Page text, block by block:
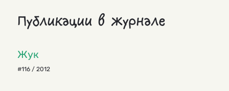
Публикации в журнале
Жук
#116 / 2012